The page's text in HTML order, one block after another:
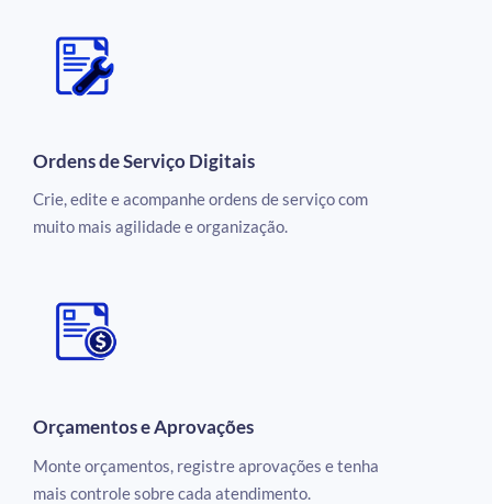
Ordens de Serviço Digitais
Crie, edite e acompanhe ordens de serviço com
muito mais agilidade e organização.
Orçamentos e Aprovações
Monte orçamentos, registre aprovações e tenha
mais controle sobre cada atendimento.